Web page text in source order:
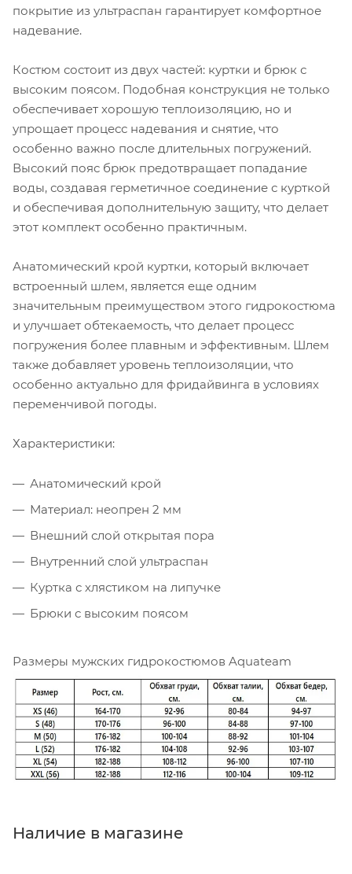
покрытие из ультраспан гарантирует комфортное
надевание.
Костюм состоит из двух частей: куртки и брюк с
высоким поясом. Подобная конструкция не только
обеспечивает хорошую теплоизоляцию, но и
упрощает процесс надевания и снятие, что
особенно важно после длительных погружений.
Высокий пояс брюк предотвращает попадание
воды, создавая герметичное соединение с курткой
и обеспечивая дополнительную защиту, что делает
этот комплект особенно практичным.
Анатомический крой куртки, который включает
встроенный шлем, является еще одним
значительным преимуществом этого гидрокостюма
и улучшает обтекаемость, что делает процесс
погружения более плавным и эффективным. Шлем
также добавляет уровень теплоизоляции, что
особенно актуально для фридайвинга в условиях
переменчивой погоды.
Характеристики:
Анатомический крой
Материал: неопрен 2 мм
Внешний слой открытая пора
Внутренний слой ультраспан
Куртка с хлястиком на липучке
Брюки с высоким поясом
Размеры мужских гидрокостюмов Aquateam
Наличие в магазине